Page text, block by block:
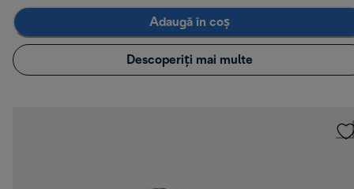
Adaugă în coș
Descoperiți mai multe